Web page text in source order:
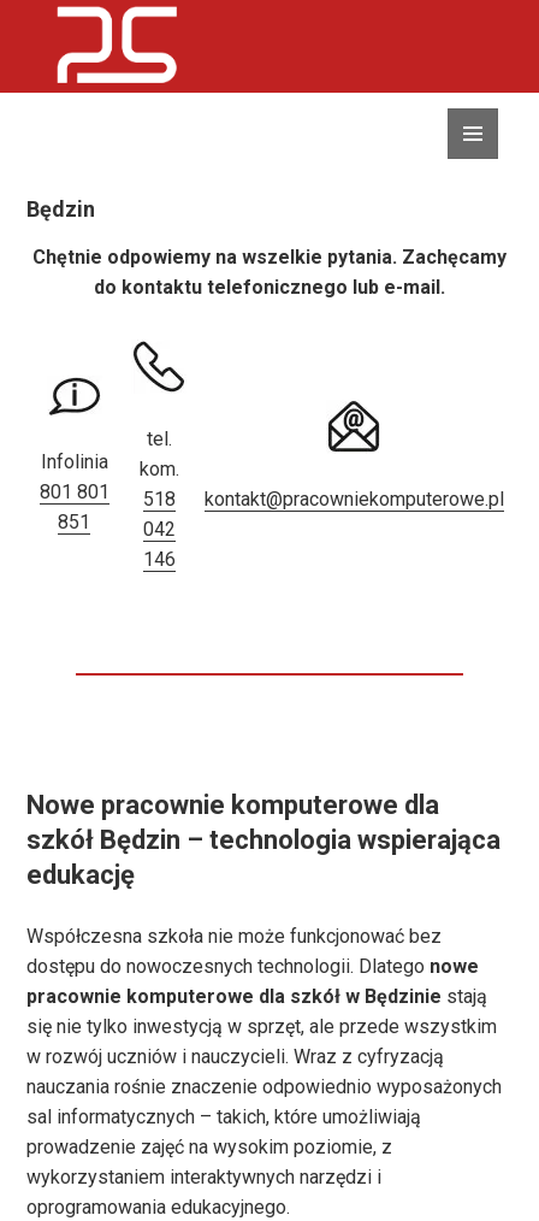
Będzin
Chętnie odpowiemy na wszelkie pytania. Zachęcamy
do kontaktu telefonicznego lub e-mail.
Infolinia
801 801
851
tel.
kom.
518
042
146
kontakt@pracowniekomputerowe.pl
Nowe pracownie komputerowe dla
szkół Będzin – technologia wspierająca
edukację
Współczesna szkoła nie może funkcjonować bez
dostępu do nowoczesnych technologii. Dlatego nowe
pracownie komputerowe dla szkół w Będzinie stają
się nie tylko inwestycją w sprzęt, ale przede wszystkim
w rozwój uczniów i nauczycieli. Wraz z cyfryzacją
nauczania rośnie znaczenie odpowiednio wyposażonych
sal informatycznych – takich, które umożliwiają
prowadzenie zajęć na wysokim poziomie, z
wykorzystaniem interaktywnych narzędzi i
oprogramowania edukacyjnego.